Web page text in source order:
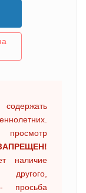
просмотр
наличие
просьба